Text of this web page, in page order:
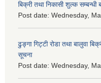
बिक्री तथा निकासी शुल्क सम्बन्धी
Post date: Wednesday,
ढुङ्गा गिट्टी रोडा तथा बालुवा
सूचना
Post date: Wednesday,